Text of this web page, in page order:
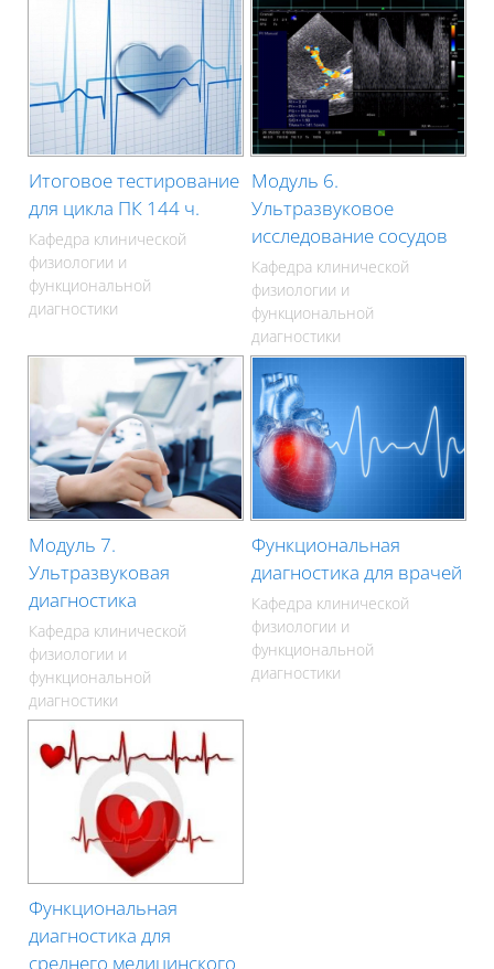
Итоговое тестирование
для цикла ПК 144 ч.
Кафедра клинической
физиологии и
функциональной
диагностики
Модуль 6.
Ультразвуковое
исследование сосудов
Кафедра клинической
физиологии и
функциональной
диагностики
Модуль 7.
Ультразвуковая
диагностика
Кафедра клинической
физиологии и
функциональной
диагностики
Функциональная
диагностика для врачей
Кафедра клинической
физиологии и
функциональной
диагностики
Функциональная
диагностика для
среднего медицинского